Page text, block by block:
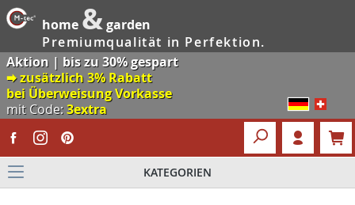
home &garden
Premiumqualität in Perfektion.
Aktion | bis zu 30% gespart
🠮 zusätzlich 3% Rabatt
bei Überweisung Vorkasse
mit Code:3extra
KATEGORIEN